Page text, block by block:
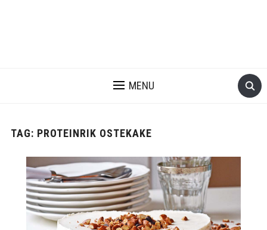
MENU
TAG: PROTEINRIK OSTEKAKE